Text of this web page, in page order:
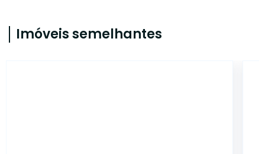
Imóveis semelhantes